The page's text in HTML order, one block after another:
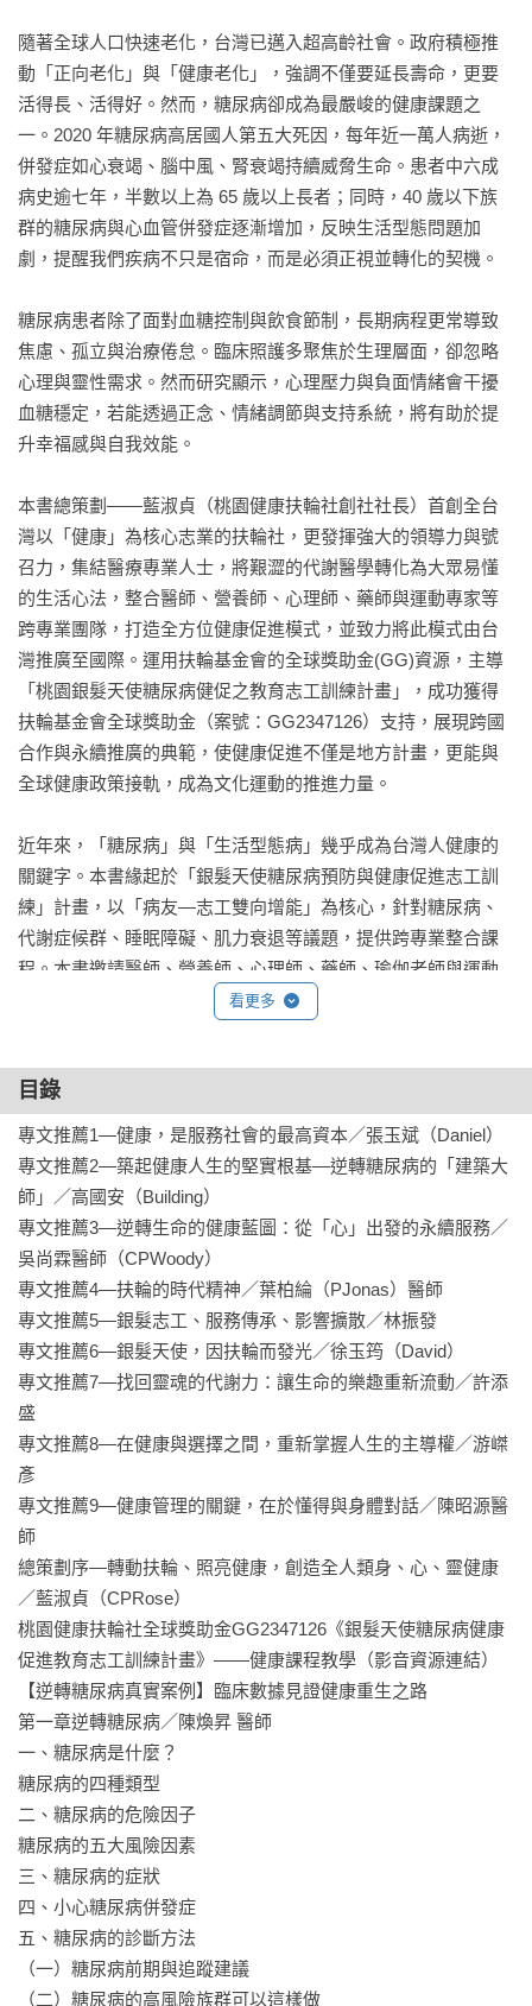
隨著全球人口快速老化，台灣已邁入超高齡社會。政府積極推
動「正向老化」與「健康老化」，強調不僅要延長壽命，更要
活得長、活得好。然而，糖尿病卻成為最嚴峻的健康課題之
一。2020 年糖尿病高居國人第五大死因，每年近一萬人病逝，
併發症如心衰竭、腦中風、腎衰竭持續威脅生命。患者中六成
病史逾七年，半數以上為 65 歲以上長者；同時，40 歲以下族
群的糖尿病與心血管併發症逐漸增加，反映生活型態問題加
劇，提醒我們疾病不只是宿命，而是必須正視並轉化的契機。
糖尿病患者除了面對血糖控制與飲食節制，長期病程更常導致
焦慮、孤立與治療倦怠。臨床照護多聚焦於生理層面，卻忽略
心理與靈性需求。然而研究顯示，心理壓力與負面情緒會干擾
血糖穩定，若能透過正念、情緒調節與支持系統，將有助於提
升幸福感與自我效能。
本書總策劃——藍淑貞（桃園健康扶輪社創社社長）首創全台
灣以「健康」為核心志業的扶輪社，更發揮強大的領導力與號
召力，集結醫療專業人士，將艱澀的代謝醫學轉化為大眾易懂
的生活心法，整合醫師、營養師、心理師、藥師與運動專家等
跨專業團隊，打造全方位健康促進模式，並致力將此模式由台
灣推廣至國際。運用扶輪基金會的全球獎助金(GG)資源，主導
「桃園銀髮天使糖尿病健促之教育志工訓練計畫」，成功獲得
扶輪基金會全球獎助金（案號：GG2347126）支持，展現跨國
合作與永續推廣的典範，使健康促進不僅是地方計畫，更能與
全球健康政策接軌，成為文化運動的推進力量。
近年來，「糖尿病」與「生活型態病」幾乎成為台灣人健康的
關鍵字。本書緣起於「銀髮天使糖尿病預防與健康促進志工訓
練」計畫，以「病友—志工雙向增能」為核心，針對糖尿病、
代謝症候群、睡眠障礙、肌力衰退等議題，提供跨專業整合課
程。本書邀請醫師、營養師、心理師、藥師、瑜伽老師與運動
教練共同設計，涵蓋生理、心理與靈性三大照護層面，為病友
這不是一本冷冰冰的醫療手冊，而是一部全人健康的革命指
南。真正的療癒不僅依靠藥物，更源自生活型態的改變與自我
覺察。身體其實比我們想像的更有修復能力，只要方向正確，
代謝就有機會慢慢回到平衡。本書不只教你控制血糖，更帶領
讀者理解疾病背後的整體機制。它將醫學、營養、心理、靈性
與生活緊密交織，從飲食策略、運動建議，到情緒修煉、藝術
療癒與生命教育，全面展開健康新視野。疾病不再只是挑戰，
而是契機；當你學會與身體對話、傾聽健康警訊，就能從「被
動治療」走向「主動健康管理」，開啟全人健康的新篇章。
【本書適合讀者】
✱糖尿病患者與高風險族群：完整知識與策略，避免併發症，提
升生活品質。
✱銀髮族群與慢性病患者：呼應「正向老化」政策，幫助面臨代
謝症候群、睡眠障礙、肌力衰退的人。
✱病友家屬與照顧者：理解病友的身心需求，減少照護壓力，提
升陪伴品質。
✱健康促進志工與社區工作者：提供「病友—志工雙向增能」模
式，培養專業知識與陪伴技巧。
✱醫療與健康專業人員：作為病友教育、團體課程或社區推廣的
輔助教材。
【15位醫學、健康專家，邀請您一起來守護健康】
🗹正向老化　🗹壓力調適　🗹情緒排毒
🗹肥胖　🗹糖尿病　🗹高血壓　🗹心血管疾病
🗹代謝症候群　🗹睡眠障礙　🗹肌力衰退
【特別收錄】
．12道抗發炎控醣「532餐盤」美味方案
．12支專家親授「健康課程」精華影片
看更多
目錄
專文推薦1—健康，是服務社會的最高資本／張玉斌（Daniel）
專文推薦2—築起健康人生的堅實根基—逆轉糖尿病的「建築大
師」／高國安（Building）
專文推薦3—逆轉生命的健康藍圖：從「心」出發的永續服務／
吳尚霖醫師（CPWoody）
專文推薦4—扶輪的時代精神／葉柏綸（PJonas）醫師
專文推薦5—銀髮志工、服務傳承、影響擴散／林振發
專文推薦6—銀髮天使，因扶輪而發光／徐玉筠（David）
專文推薦7—找回靈魂的代謝力：讓生命的樂趣重新流動／許添
盛
專文推薦8—在健康與選擇之間，重新掌握人生的主導權／游嵥
彥
專文推薦9—健康管理的關鍵，在於懂得與身體對話／陳昭源醫
師
總策劃序—轉動扶輪、照亮健康，創造全人類身、心、靈健康
／藍淑貞（CPRose）
桃園健康扶輪社全球獎助金GG2347126《銀髮天使糖尿病健康
促進教育志工訓練計畫》——健康課程教學（影音資源連結）
【逆轉糖尿病真實案例】臨床數據見證健康重生之路
第一章逆轉糖尿病／陳煥昇 醫師
一、糖尿病是什麼？
糖尿病的四種類型
二、糖尿病的危險因子
糖尿病的五大風險因素
三、糖尿病的症狀
四、小心糖尿病併發症
五、糖尿病的診斷方法
（一）糖尿病前期與追蹤建議
（二）糖尿病的高風險族群可以這樣做